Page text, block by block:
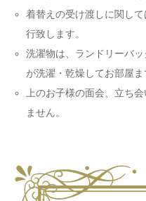
着替えの受け渡しに関し
行致します。
洗濯物は、ランドリーバ
が洗濯・乾燥してお部屋ま
上のお子様の面会、立ち
ません。